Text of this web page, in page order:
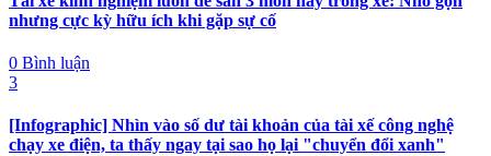
nhưng cực kỳ hữu ích khi gặp sự cố
0 Bình luận
3
[Infographic] Nhìn vào số dư tài khoản của tài xế công nghệ
chạy xe điện, ta thấy ngay tại sao họ lại "chuyển đổi xanh"